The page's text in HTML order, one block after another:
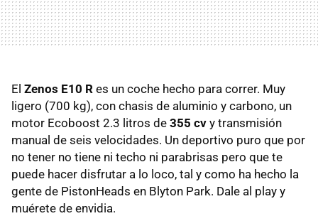
El Zenos E10 R es un coche hecho para correr. Muy
ligero (700 kg), con chasis de aluminio y carbono, un
motor Ecoboost 2.3 litros de 355 cv y transmisión
manual de seis velocidades. Un deportivo puro que por
no tener no tiene ni techo ni parabrisas pero que te
puede hacer disfrutar a lo loco, tal y como ha hecho la
gente de PistonHeads en Blyton Park. Dale al play y
muérete de envidia.